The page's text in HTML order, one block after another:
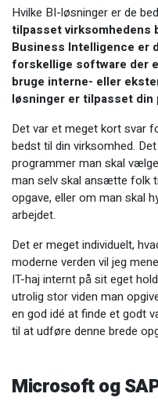
Hvilke BI-løsninger er de
tilpasset virksomhedens
Business Intelligence er
forskellige software der
bruge interne- eller
løsninger er tilpasset din
Det var et meget kort svar
bedst til din virksomhed.
programmer man skal
man selv skal ansætte folk
opgave, eller om man skal
arbejdet.
Det er meget individuelt,
moderne verden vil jeg
IT-haj internt på sit eget
utrolig stor viden man
en god idé at finde et godt
til at udføre denne brede
Microsoft og